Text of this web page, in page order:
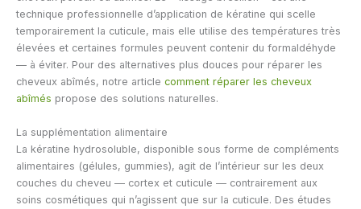
technique professionnelle d’application de kératine qui scelle
temporairement la cuticule, mais elle utilise des températures très
élevées et certaines formules peuvent contenir du formaldéhyde
— à éviter. Pour des alternatives plus douces pour réparer les
cheveux abîmés, notre article comment réparer les cheveux
abîmés propose des solutions naturelles.
La supplémentation alimentaire
La kératine hydrosoluble, disponible sous forme de compléments
alimentaires (gélules, gummies), agit de l’intérieur sur les deux
couches du cheveu — cortex et cuticule — contrairement aux
soins cosmétiques qui n’agissent que sur la cuticule. Des études